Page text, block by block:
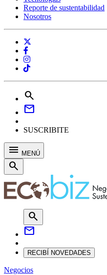
Reporte de sustentabilidad
Nosotros
search
mail
SUSCRIBITE
menu MENÚ
search
search
mail
RECIBÍ NOVEDADES
Negocios